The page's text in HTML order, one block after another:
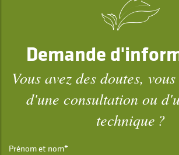
Demande
Vous avez des doutes,
d'une consultation ou
technique ?
Prénom et nom*